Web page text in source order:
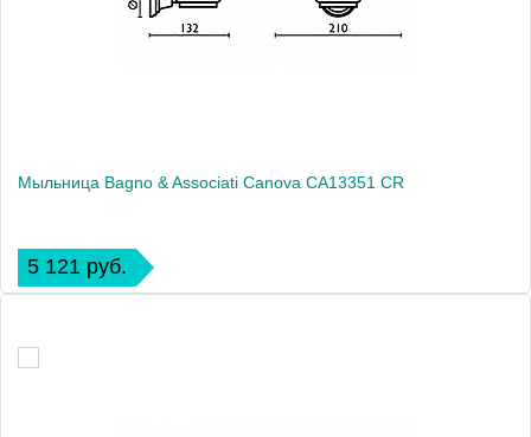
Мыльница Bagno & Associati Canova CA13351 CR
5 121 руб.